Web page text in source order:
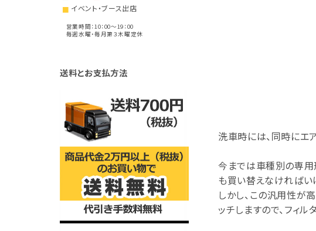
洗車時には、同時にエ
今までは車種別の専用
も買い替えなければい
しかし、この汎用性が
ッチしますので、フィ
■ イベント・ブース出店
営業時間：10：00～19：00
毎週水曜・毎月第３木曜定休
送料とお支払方法